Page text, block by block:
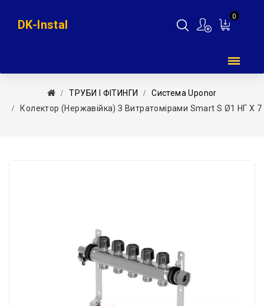
0
DK-Instal
ТРУБИ І ФІТИНГИ
Система Uponor
Колектор (нержавійка) З Витратомірами Smart S Ø1 НГ X 7